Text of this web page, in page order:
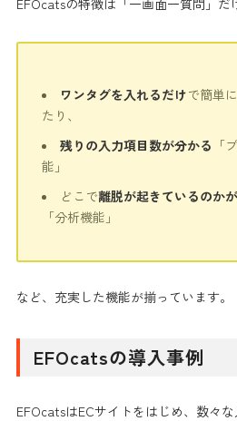
EFOcatsの特徴は「一画面一質問」だ
ワンタグを入れるだけで簡単
たり、
残りの入力項目数が分かる 「
能」
どこで離脱が起きているのか
「分析機能」
など、充実した機能が揃っています。
EFOcatsの導入事例
EFOcatsはECサイトをはじめ、数々